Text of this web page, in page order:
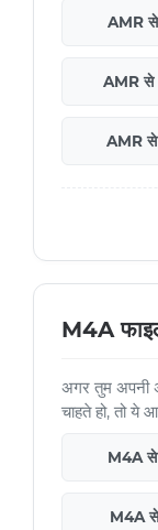
AMR
AMR से
AMR
M4A
अगर तुम अपनी
चाहते हो, तो ये
M4A
M4A